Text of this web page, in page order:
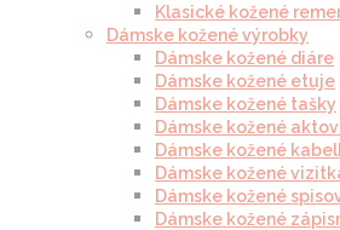
Klasické kožené
Dámske kožené výrobky
Dámske kožené diáre
Dámske kožené etuje
Dámske kožené tašky
Dámske kožené
Dámske kožené
Dámske kožené
Dámske kožené
Dámske kožené